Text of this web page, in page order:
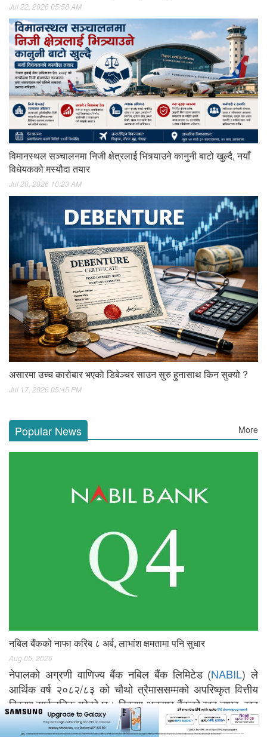
Jul 22, 2026 05:58 AM
विमानस्थल सञ्चालनमा निजी क्षेत्रलाई भित्र्याउने कानुनी बाटो खुल्दै, नयाँ
विधेयकको मस्यौदा तयार
Jul 20, 2026 10:23 AM
असारमा उच्च कारोबार भएकाे डिबेञ्चर साउन सुरु हुनासाथ किन सुक्यो ?
Jul 17, 2026 05:45 PM
Popular News More
नबिल बैंकको नाफा करिब ८ अर्ब, लाभांश क्षमतामा पनि सुधार
Aug 05, 2026
नेपालको अग्रणी वाणिज्य बैंक नबिल बैंक लिमिटेड (NABIL) ले
आर्थिक वर्ष २०८२/८३ को चौथो त्रैमाससम्मको अपरिष्कृत वित्तीय
विवरण सार्वजनिक गरेको छ। विवरण अनुसार बैंकको खुद नाफा, खुद
ब्याज आम्दानी र लाभांश क्षमतामा अघिल्लो आर्थिक वर्षको तुलनामा
राम्रो वृद्धि देखिएको छ।